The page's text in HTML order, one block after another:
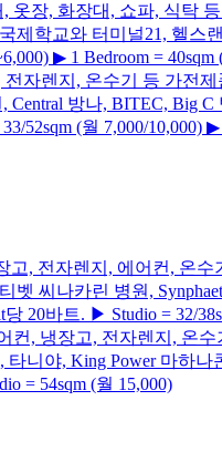
, 옷장, 화장대, 쇼파, 식
학교와 터미널21, 헬스
▶ 1 Bedroom = 40sqm
자렌지, 온수기 등 가전
Central 방나, BITEC, Big
52sqm (월 7,000/10,000) ▶
고, 전자렌지, 에어컨, 온
씨나카린 병원,
20바트. ▶ Studio = 32/
컨, 냉장고, 전자렌지, 온
타니야, King Power 마하
= 54sqm (월 15,000)